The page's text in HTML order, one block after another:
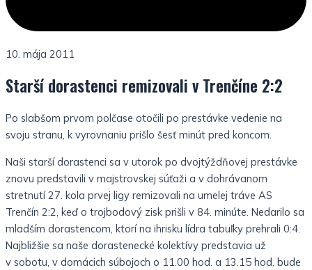
10. mája 2011
Starší dorastenci remizovali v Trenčíne 2:2
Po slabšom prvom polčase otočili po prestávke vedenie na
svoju stranu, k vyrovnaniu prišlo šesť minút pred koncom.
Naši starší dorastenci sa v utorok po dvojtýždňovej prestávke
znovu predstavili v majstrovskej súťaži a v dohrávanom
stretnutí 27. kola prvej ligy remizovali na umelej tráve AS
Trenčín 2:2, keď o trojbodový zisk prišli v 84. minúte. Nedarilo sa
mladším dorastencom, ktorí na ihrisku lídra tabuľky prehrali 0:4.
Najbližšie sa naše dorastenecké kolektívy predstavia už
v sobotu, v domácich súbojoch o 11.00 hod. a 13.15 hod. bude